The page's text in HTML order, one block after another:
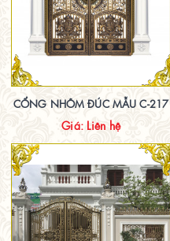
CỔNG NHÔM ĐÚC MẪU C-217
Giá: Liên hệ